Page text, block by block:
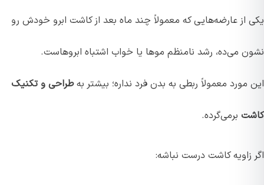
یکی از عارضه‌هایی که معمولاً چند ماه بعد از کاشت ابرو خودش رو
نشون می‌ده، رشد نامنظم موها یا خواب اشتباه ابروهاست.
این مورد معمولاً ربطی به بدن فرد نداره؛ بیشتر بهطراحی و تکنیک
کاشت برمی‌گرده.
اگر زاویه کاشت درست نباشه: